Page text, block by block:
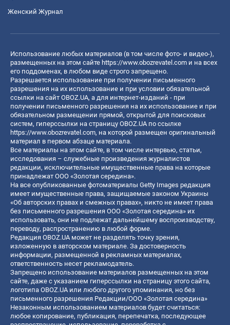
Женский Журнал
Использование любых материалов (в том числе фото- и видео-),
размещенных на этом сайте https://www.obozrevatel.com и на всех
его поддоменах, в любом виде строго запрещено.
Разрешается использование при получении письменного
разрешения на их использование и при условии обязательной
ссылки на сайт OBOZ.UA, а для интернет-изданий - при
получении письменного разрешения на их использование и при
обязательном размещении прямой, открытой для поисковых
систем, гиперссылки на страницу OBOZ.UA по ссылке
https://www.obozrevatel.com, на которой размещен оригинальный
материал в первом абзаце материала.
Все материалы на этом сайте, в том числе интервью, статьи,
исследования – служебные произведения журналистов
редакции, исключительные имущественные права на которые
принадлежат ООО «Золотая середина».
На все опубликованные фотоматериалы Getty Images редакция
имеет имущественные права, защищаемые законом Украины
«Об авторских правах и смежных правах», никто не имеет права
без письменного разрешения ООО «Золотая середина» их
использовать, они не подлежат дальнейшему воспроизводству,
переводу, распространению в любой форме.
Редакция OBOZ.UA может не разделять точку зрения,
изложенную в авторском материале. За достоверность
информации, размещенной в рекламных материалах,
ответственность несет рекламодатель.
Запрещено использование материалов размещенных на этом
сайте, даже с указанием гиперссылки на страницу этого сайта,
логотипа OBOZ.UA или любого другого упоминания, но без
письменного разрешения Редакции/ООО «Золотая середина»
Незаконным использованием материалов будет считаться:
любое копирование, публикация, перепечатка, последующее